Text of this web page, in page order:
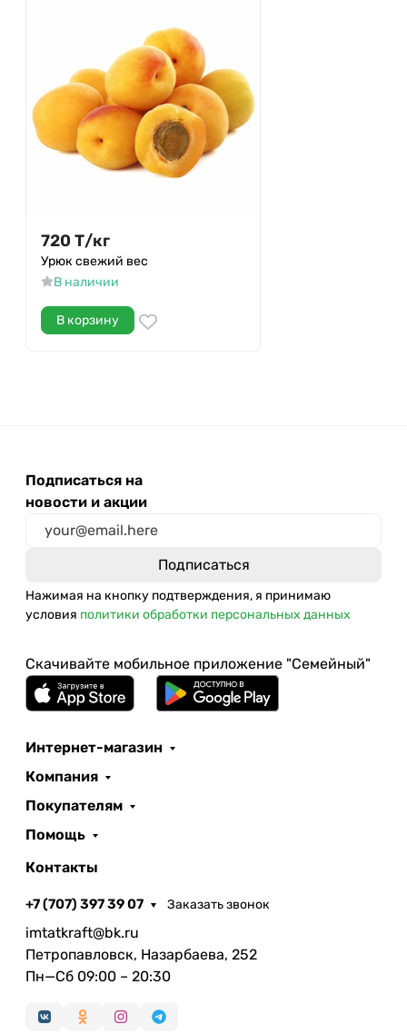
720 Т/кг
Урюк свежий вес
В наличии
В корзину
Подписаться на
новости и акции
Нажимая на кнопку подтверждения, я принимаю
условия политики обработки персональных данных
Скачивайте мобильное приложение "Семейный"
Интернет-магазин
Компания
Покупателям
Помощь
Контакты
+7 (707) 397 39 07 Заказать звонок
imtatkraft@bk.ru
Петропавловск, Назарбаева, 252
Пн—Сб 09:00 – 20:30